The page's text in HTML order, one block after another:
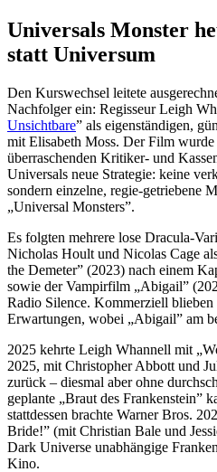
Universals Monster
statt Universum
Den Kurswechsel leitete
Nachfolger ein: Regisseur Leigh
Unsichtbare” als eigenständigen,
mit Elisabeth Moss. Der Film
überraschenden Kritiker- und
Universals neue Strategie: keine
sondern einzelne, regie-getriebene
„Universal Monsters”.
Es folgten mehrere lose Dracula-
Nicholas Hoult und Nicolas Cage
the Demeter” (2023) nach einem
sowie der Vampirfilm „Abigail”
Radio Silence. Kommerziell blieben
Erwartungen, wobei „Abigail” am
2025 kehrte Leigh Whannell mit
2025, mit Christopher Abbott und
zurück – diesmal aber ohne
geplante „Braut des Frankenstein”
stattdessen brachte Warner Bros.
Bride!” (mit Christian Bale und
Dark Universe unabhängige
Kino.